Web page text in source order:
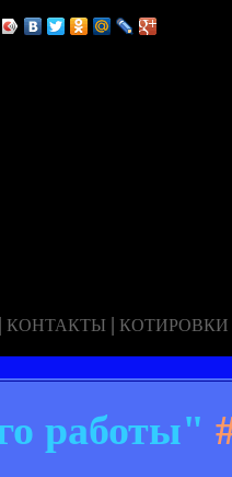
| КОНТАКТЫ | КОТИРОВКИ
работы"